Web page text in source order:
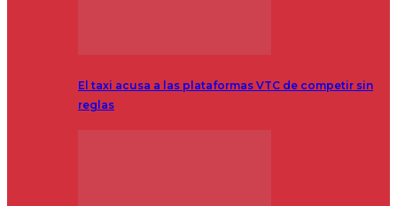
El taxi acusa a las plataformas VTC de competir sin
reglas